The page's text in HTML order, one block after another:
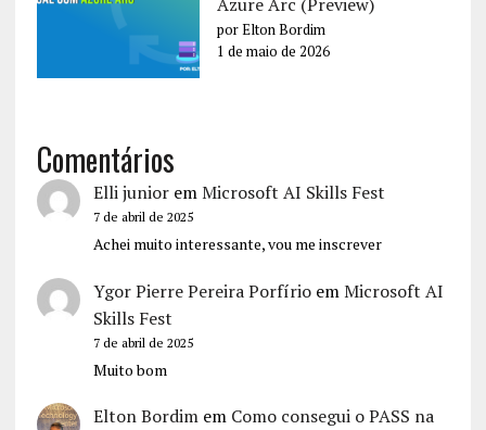
por Elton Bordim
1 de maio de 2026
Comentários
Elli junioremMicrosoft AI Skills Fest
7 de abril de 2025
Achei muito interessante, vou me inscrever
Ygor Pierre Pereira PorfírioemMicrosoft AI
Skills Fest
7 de abril de 2025
Muito bom
Elton Bordimem Como consegui o PASS na